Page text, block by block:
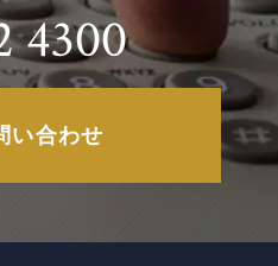
4300
い合わせ